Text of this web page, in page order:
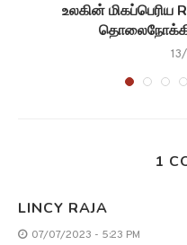
உலகின் மிகப்பெரிய
தொலைநோக்கி
1
LINCY RAJA
07/07/2023 - 5:23 PM